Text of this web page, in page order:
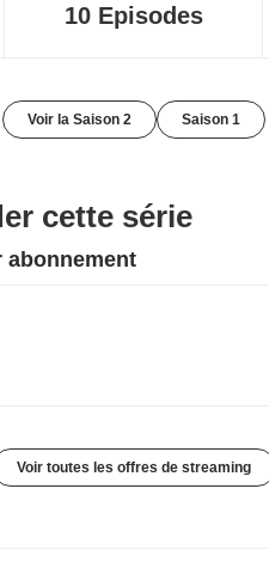
10 Episodes
Voir la Saison 2 Saison 1
cette série
abonnement
Voir toutes les offres de streaming